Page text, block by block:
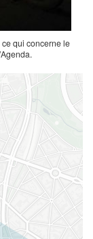
qui concerne le